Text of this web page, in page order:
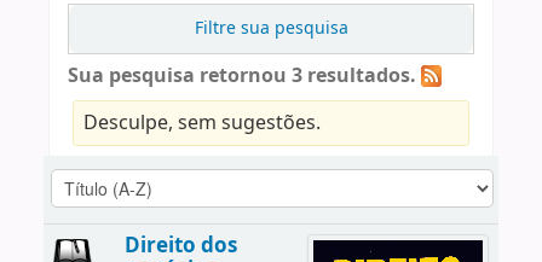
Filtre sua pesquisa
Sua pesquisa retornou 3 resultados.
Desculpe, sem sugestões.
Direito dos